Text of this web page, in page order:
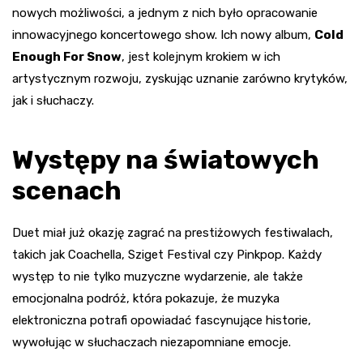
nowych możliwości, a jednym z nich było opracowanie
innowacyjnego koncertowego show. Ich nowy album, Cold
Enough For Snow, jest kolejnym krokiem w ich
artystycznym rozwoju, zyskując uznanie zarówno krytyków,
jak i słuchaczy.
Występy na światowych
scenach
Duet miał już okazję zagrać na prestiżowych festiwalach,
takich jak Coachella, Sziget Festival czy Pinkpop. Każdy
występ to nie tylko muzyczne wydarzenie, ale także
emocjonalna podróż, która pokazuje, że muzyka
elektroniczna potrafi opowiadać fascynujące historie,
wywołując w słuchaczach niezapomniane emocje.